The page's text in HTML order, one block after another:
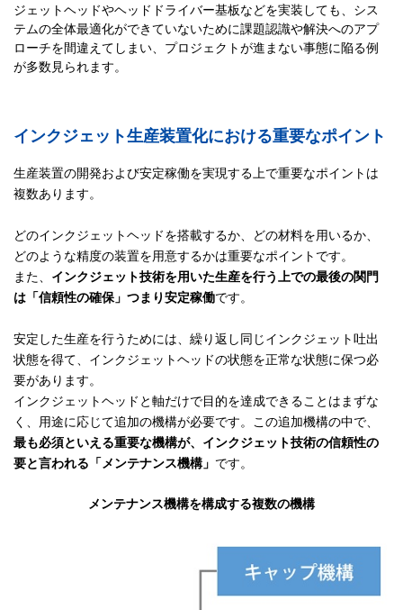
ジェットヘッドやヘッドドライバー基板などを実装しても、シス
テムの全体最適化ができていないために課題認識や解決へのアプ
ローチを間違えてしまい、プロジェクトが進まない事態に陥る例
が多数見られます。
インクジェット生産装置化における重要なポイント
生産装置の開発および安定稼働を実現する上で重要なポイントは
複数あります。
どのインクジェットヘッドを搭載するか、どの材料を用いるか、
どのような精度の装置を用意するかは重要なポイントです。
また、 インクジェット技術を用いた生産を行う上での最後の関門
は「信頼性の確保」つまり安定稼働です。
安定した生産を行うためには、繰り返し同じインクジェット吐出
状態を得て、インクジェットヘッドの状態を正常な状態に保つ必
要があります。
インクジェットヘッドと軸だけで目的を達成できることはまずな
く、用途に応じて追加の機構が必要です。この追加機構の中で、
最も必須といえる重要な機構が、インクジェット技術の信頼性の
要と言われる「メンテナンス機構」 です。
メンテナンス機構を構成する複数の機構